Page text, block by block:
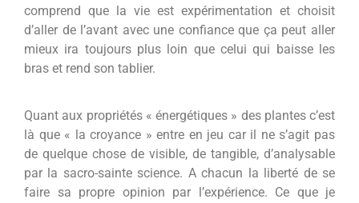
comprend que la vie est expérimentation et choisit
d’aller de l’avant avec une confiance que ça peut aller
mieux ira toujours plus loin que celui qui baisse les
bras et rend son tablier.
Quant aux propriétés « énergétiques » des plantes c’est
là que « la croyance » entre en jeu car il ne s’agit pas
de quelque chose de visible, de tangible, d’analysable
par la sacro-sainte science. A chacun la liberté de se
faire sa propre opinion par l’expérience. Ce que je